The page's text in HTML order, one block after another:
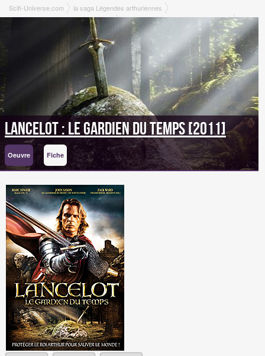
Scifi-Universe.com
la saga Légendes arthuriennes
non sortis en salles françaises Films
Lancelot : Le gardien du temps [2011]
Lancelot : Le gardien du temps [2011]
Oeuvre Fiche